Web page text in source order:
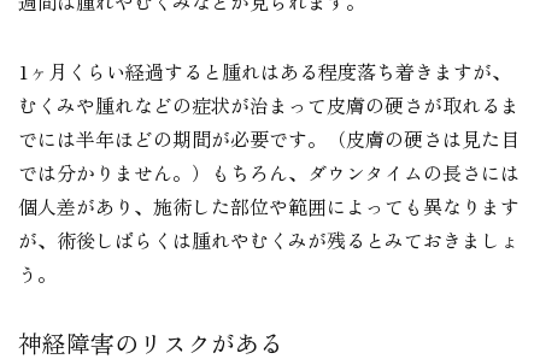
1ヶ月くらい経過すると腫れはある程度落ち着きますが、
むくみや腫れなどの症状が治まって皮膚の硬さが取れるま
でには半年ほどの期間が必要です。（皮膚の硬さは見た目
では分かりません。）もちろん、ダウンタイムの長さには
個人差があり、施術した部位や範囲によっても異なります
が、術後しばらくは腫れやむくみが残るとみておきましょ
う。
神経障害のリスクがある